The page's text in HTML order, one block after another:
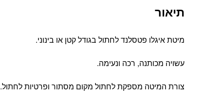
תיאור
מיטת איגלו פטסלנד לחתול בגודל קטן או בינוני.
עשויה מכותנה, רכה ונעימה.
צורת המיטה מספקת לחתול מקום מסתור ופרטיות לחתול.